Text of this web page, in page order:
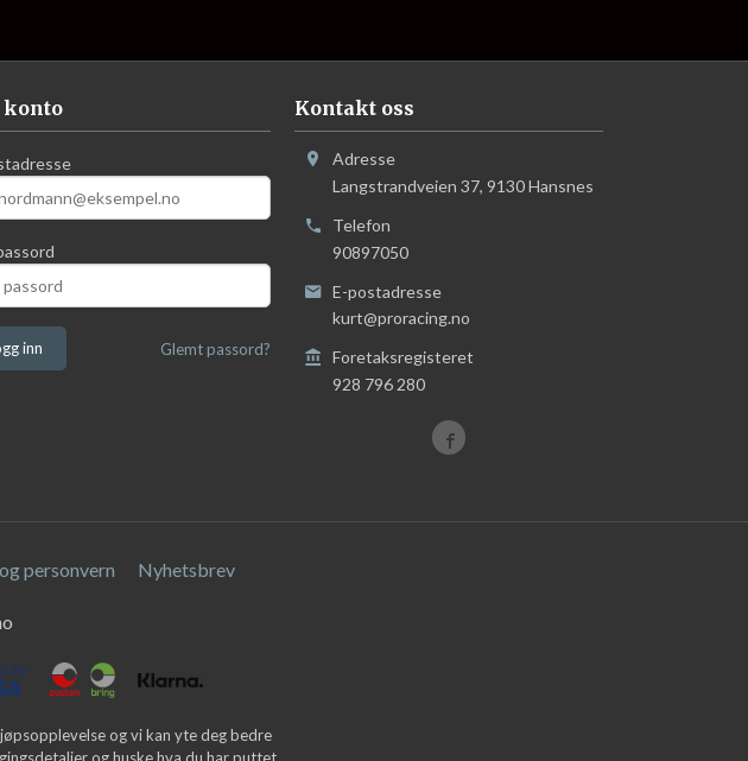
Glemt passord?
Kontakt oss
Adresse
Langstrandveien 37, 9130Hansnes
Telefon
90897050
E-postadresse
kurt@proracing.no
Foretaksregisteret
928 796 280
personvern Nyhetsbrev
og vi kan yte deg bedre